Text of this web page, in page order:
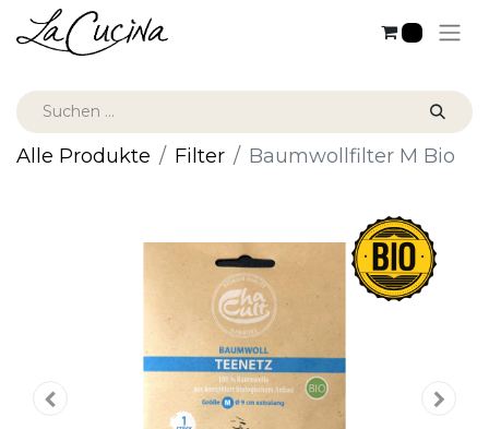
Alle Produkte Filter Baumwollfilter M Bio